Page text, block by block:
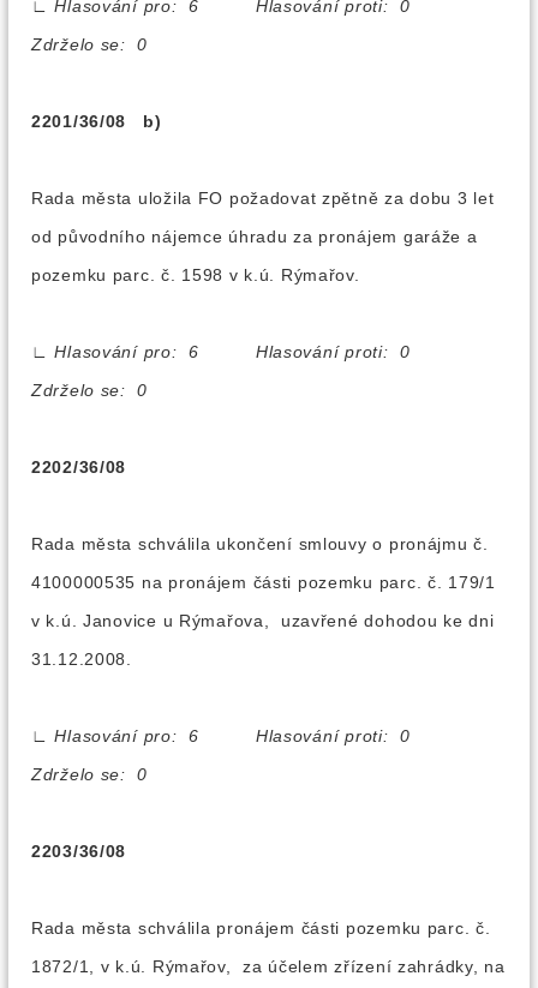
∟
Hlasování pro: 6 Hlasování proti: 0
Zdrželo se: 0
2201/36/08 b)
Rada města uložila FO požadovat zpětně za dobu 3 let
od původního nájemce úhradu za pronájem garáže a
pozemku parc. č. 1598 v k.ú. Rýmařov.
∟
Hlasování pro: 6 Hlasování proti: 0
Zdrželo se: 0
2202/36/08
Rada města schválila ukončení smlouvy o pronájmu č.
4100000535 na pronájem části pozemku parc. č. 179/1
v k.ú. Janovice u Rýmařova, uzavřené dohodou ke dni
31.12.2008.
∟
Hlasování pro: 6 Hlasování proti: 0
Zdrželo se: 0
2203/36/08
Rada města schválila pronájem části pozemku parc. č.
1872/1, v k.ú. Rýmařov, za účelem zřízení zahrádky, na